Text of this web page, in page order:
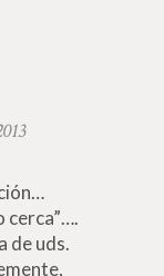
cerca”….
de uds.